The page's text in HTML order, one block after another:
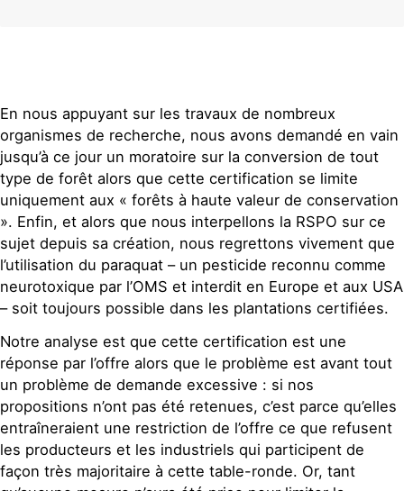
En nous appuyant sur les travaux de nombreux
organismes de recherche, nous avons demandé en vain
jusqu’à ce jour un moratoire sur la conversion de tout
type de forêt alors que cette certification se limite
uniquement aux « forêts à haute valeur de conservation
». Enfin, et alors que nous interpellons la RSPO sur ce
sujet depuis sa création, nous regrettons vivement que
l’utilisation du paraquat – un pesticide reconnu comme
neurotoxique par l’OMS et interdit en Europe et aux USA
– soit toujours possible dans les plantations certifiées.
Notre analyse est que cette certification est une
réponse par l’offre alors que le problème est avant tout
un problème de demande excessive : si nos
propositions n’ont pas été retenues, c’est parce qu’elles
entraîneraient une restriction de l’offre ce que refusent
les producteurs et les industriels qui participent de
façon très majoritaire à cette table-ronde. Or, tant